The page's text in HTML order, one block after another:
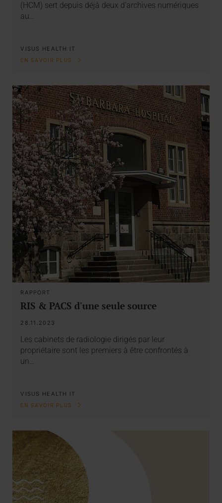
(HCM) sert depuis déjà deux d’archives numériques
au…
VISUS HEALTH IT
EN SAVOIR PLUS
RAPPORT
RIS & PACS d'une seule source
28.11.2023
Les cabinets de radiologie dirigés par leur
propriétaire sont les premiers à être confrontés à
un…
VISUS HEALTH IT
EN SAVOIR PLUS